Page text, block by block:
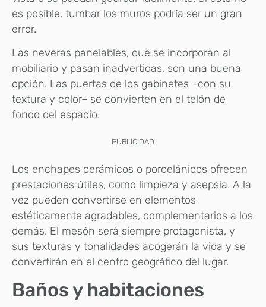
es posible, tumbar los muros podría ser un gran
error.
Las neveras panelables, que se incorporan al
mobiliario y pasan inadvertidas, son una buena
opción. Las puertas de los gabinetes –con su
textura y color– se convierten en el telón de
fondo del espacio.
PUBLICIDAD
Los enchapes cerámicos o porcelánicos ofrecen
prestaciones útiles, como limpieza y asepsia. A la
vez pueden convertirse en elementos
estéticamente agradables, complementarios a los
demás. El mesón será siempre protagonista, y
sus texturas y tonalidades acogerán la vida y se
convertirán en el centro geográfico del lugar.
Baños y habitaciones